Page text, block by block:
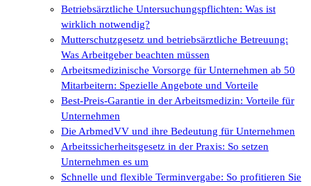
Betriebsärztliche Untersuchungspflichten: Was ist
wirklich notwendig?
Mutterschutzgesetz und betriebsärztliche Betreuung:
Was Arbeitgeber beachten müssen
Arbeitsmedizinische Vorsorge für Unternehmen ab 50
Mitarbeitern: Spezielle Angebote und Vorteile
Best-Preis-Garantie in der Arbeitsmedizin: Vorteile für
Unternehmen
Die ArbmedVV und ihre Bedeutung für Unternehmen
Arbeitssicherheitsgesetz in der Praxis: So setzen
Unternehmen es um
Schnelle und flexible Terminvergabe: So profitieren Sie